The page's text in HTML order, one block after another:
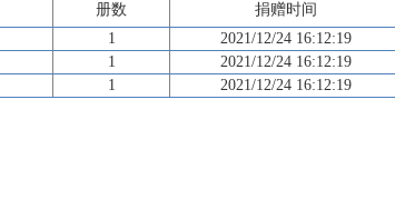
册数
捐赠时间
1
2021/12/24 16:12:19
1
2021/12/24 16:12:19
1 2021/12/24 16:12:19